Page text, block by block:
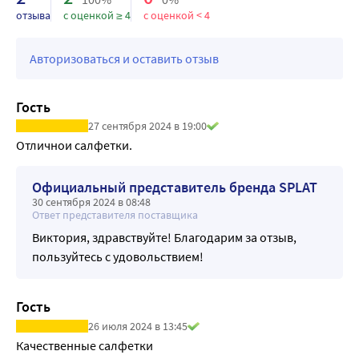
гликоли, синтетические антисептики, спирт, триклозан,
минеральное масло, ПЭГ, ЭДТА, парабены, красители и
Результат: Бережное очищение и поддержание
кожей.
отзыва с оценкой ≥ 4 с оценкой < 4
Авторизоваться и оставить отзыв
Гость
27 сентября 2024 в 19:00
Отличнои салфетки.
Официальный представитель бренда SPLAT
30 сентября 2024 в 08:48
Ответ представителя поставщика
Виктория, здравствуйте! Благодарим за отзыв,
пользуйтесь с удовольствием!
Гость
26 июля 2024 в 13:45
Качественные салфетки